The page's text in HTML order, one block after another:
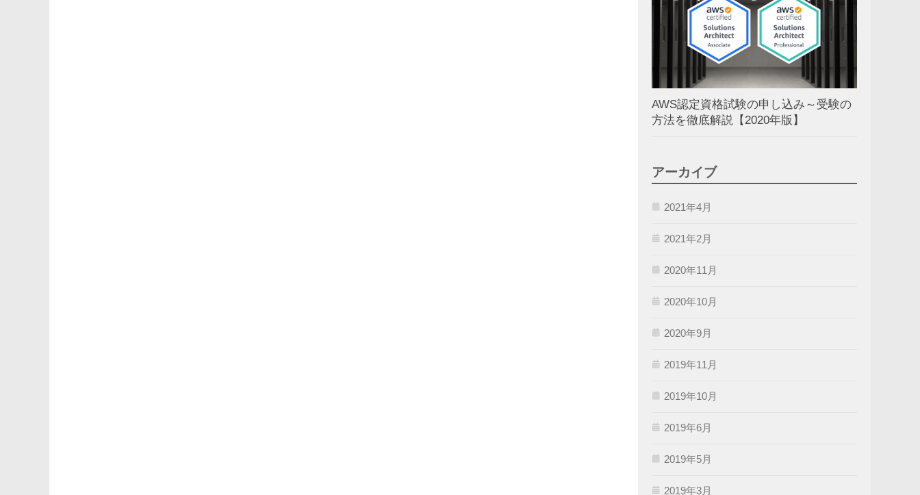
AWS認定資格試験の申し込み～受験の
方法を徹底解説【2020年版】
アーカイブ
2021年4月
2021年2月
2020年11月
2020年10月
2020年9月
2019年11月
2019年10月
2019年6月
2019年5月
2019年3月